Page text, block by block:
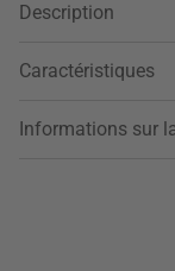
Description
Caractéristiques
Informations sur